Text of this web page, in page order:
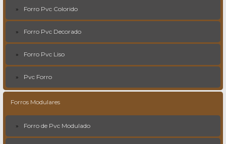
Forro Pvc Colorido
Forro Pvc Decorado
Forro Pvc Liso
Pvc Forro
Forros Modulares
Forro de Pvc Modulado